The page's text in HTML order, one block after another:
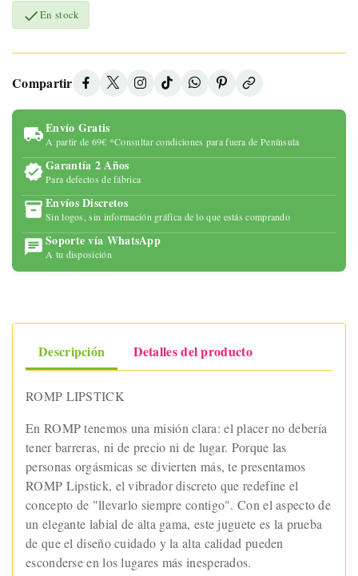
En stock
Compartir
Envío Gratis
A partir de 69€ *Consultar condiciones para fuera de Península
Garantía 2 Años
Para defectos de fábrica
Envíos Discretos
Sin logos, sin información gráfica de lo que estás comprando
Soporte vía WhatsApp
A tu disposición
Descripción Detalles del producto
ROMP LIPSTICK
En ROMP tenemos una misión clara: el placer no debería
tener barreras, ni de precio ni de lugar. Porque las
personas orgásmicas se divierten más, te presentamos
ROMP Lipstick, el vibrador discreto que redefine el
concepto de "llevarlo siempre contigo". Con el aspecto de
un elegante labial de alta gama, este juguete es la prueba
de que el diseño cuidado y la alta calidad pueden
esconderse en los lugares más inesperados.